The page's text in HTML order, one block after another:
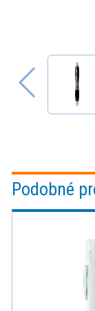
Podobné